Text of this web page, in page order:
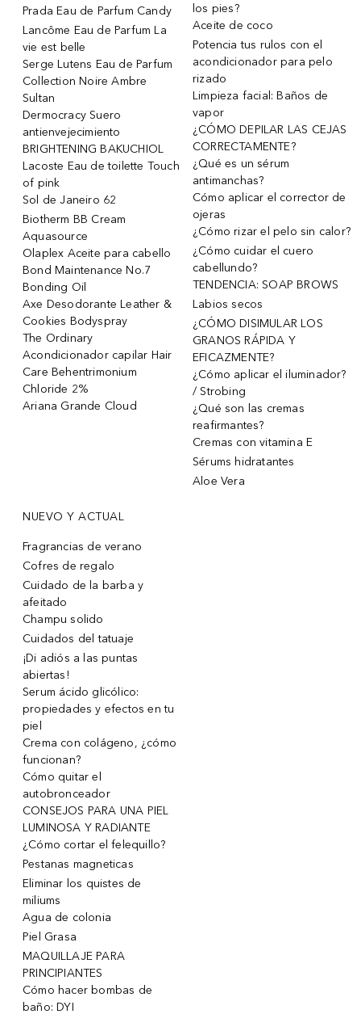
Prada Eau de Parfum Candy
Lancôme Eau de Parfum La
vie est belle
Serge Lutens Eau de Parfum
Collection Noire Ambre
Sultan
Dermocracy Suero
antienvejecimiento
BRIGHTENING BAKUCHIOL
Lacoste Eau de toilette Touch
of pink
Sol de Janeiro 62
Biotherm BB Cream
Aquasource
Olaplex Aceite para cabello
Bond Maintenance No.7
Bonding Oil
Axe Desodorante Leather &
Cookies Bodyspray
The Ordinary
Acondicionador capilar Hair
Care Behentrimonium
Chloride 2%
Ariana Grande Cloud
los pies?
Aceite de coco
Potencia tus rulos con el
acondicionador para pelo
rizado
Limpieza facial: Baños de
vapor
¿CÓMO DEPILAR LAS CEJAS
CORRECTAMENTE?
¿Qué es un sérum
antimanchas?
Cómo aplicar el corrector de
ojeras
¿Cómo rizar el pelo sin calor?
¿Cómo cuidar el cuero
cabellundo?
TENDENCIA: SOAP BROWS
Labios secos
¿CÓMO DISIMULAR LOS
GRANOS RÁPIDA Y
EFICAZMENTE?
¿Cómo aplicar el iluminador?
/ Strobing
¿Qué son las cremas
reafirmantes?
Cremas con vitamina E
Sérums hidratantes
Aloe Vera
NUEVO Y ACTUAL
Fragrancias de verano
Cofres de regalo
Cuidado de la barba y
afeitado
Champu solido
Cuidados del tatuaje
¡Di adiós a las puntas
abiertas!
Serum ácido glicólico:
propiedades y efectos en tu
piel
Crema con colágeno, ¿cómo
funcionan?
Cómo quitar el
autobronceador
CONSEJOS PARA UNA PIEL
LUMINOSA Y RADIANTE
¿Cómo cortar el felequillo?
Pestanas magneticas
Eliminar los quistes de
miliums
Agua de colonia
Piel Grasa
MAQUILLAJE PARA
PRINCIPIANTES
Cómo hacer bombas de
baño: DYI